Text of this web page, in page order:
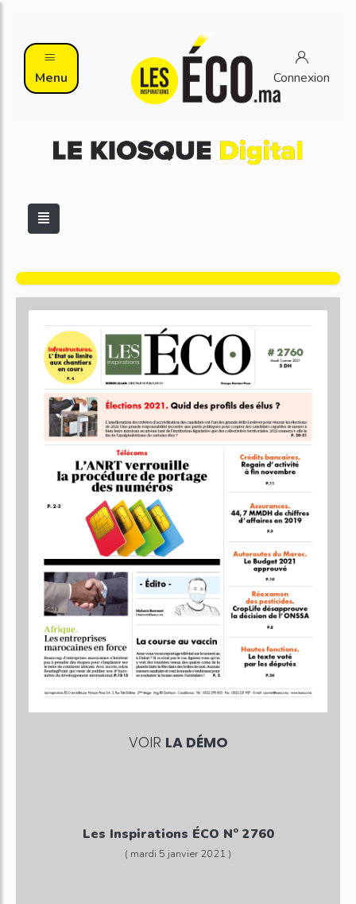
Menu Connexion
VOIR LA DÉMO
Les Inspirations ÉCO N° 2760
( mardi 5 janvier 2021 )